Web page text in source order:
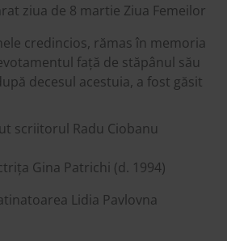
ziua de 8 martie Ziua Femeilor
credincios, rămas în memoria
față de stăpânul său
decesul acestuia, a fost găsit
scriitorul Radu Ciobanu
Gina Patrichi (d. 1994)
Lidia Pavlovna